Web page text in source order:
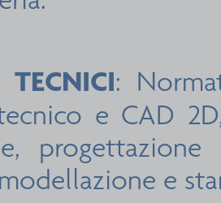
:
e CAD
e